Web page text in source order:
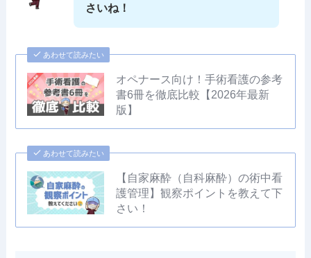
さいね！
あわせて読みたい
オペナース向け！手術看護の参考
書6冊を徹底比較【2026年最新
版】
あわせて読みたい
【自家麻酔（自科麻酔）の術中看
護管理】観察ポイントを教えて下
さい！